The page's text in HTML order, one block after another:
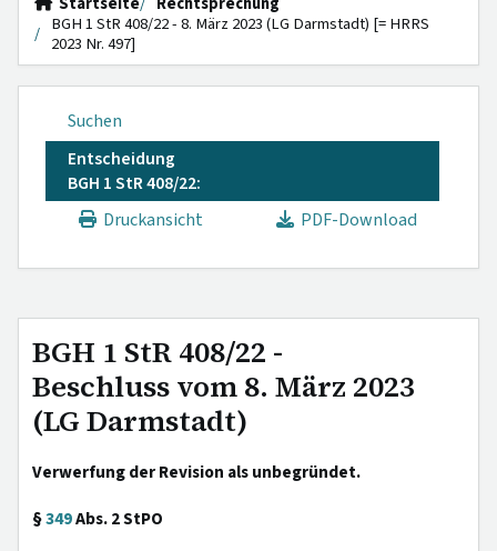
BGH 1 StR 408/22 - 8. März 2023 (LG Darmstadt) [= HRRS
2023 Nr. 497]
Suchen
Entscheidung
BGH 1 StR 408/22:
Druckansicht
PDF-Download
BGH 1 StR 408/22 -
Beschluss vom 8. März 2023
(LG Darmstadt)
Verwerfung der Revision als unbegründet.
§349Abs. 2 StPO